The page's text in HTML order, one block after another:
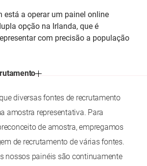
está a operar um painel online
opção na Irlanda, que é
com precisão a população
diversas fontes de recrutamento
amostra representativa. Para
de amostra, empregamos
de recrutamento de várias fontes.
nossos painéis são continuamente